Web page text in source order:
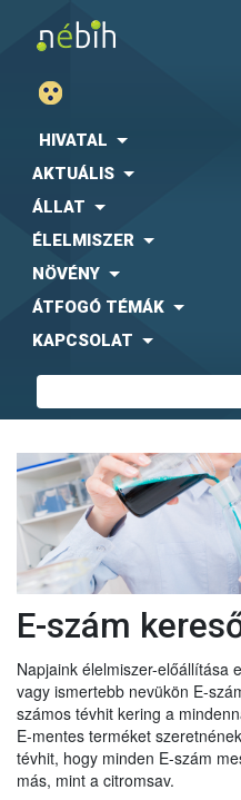
HIVATAL
AKTUÁLIS
ÁLLAT
ÉLELMISZER
NÖVÉNY
ÁTFOGÓ TÉMÁK
KAPCSOLAT
E-szám
Napjaink élelmiszer-előállítása
vagy ismertebb nevükön E-
számos tévhit kering a
E-mentes terméket
tévhit, hogy minden E-szám
más, mint a citromsav.